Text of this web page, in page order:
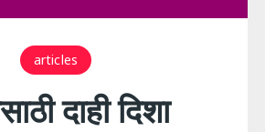
articles
दाही दिशा